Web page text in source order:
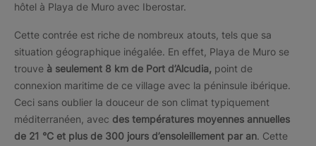
hôtel à Playa de Muro avec Iberostar.
Cette contrée est riche de nombreux atouts, tels que sa
situation géographique inégalée. En effet, Playa de Muro se
trouve à seulement 8 km de Port d’Alcudia, point de
connexion maritime de ce village avec la péninsule ibérique.
Ceci sans oublier la douceur de son climat typiquement
méditerranéen, avec des températures moyennes annuelles
de 21 °C et plus de 300 jours d’ensoleillement par an. Cette